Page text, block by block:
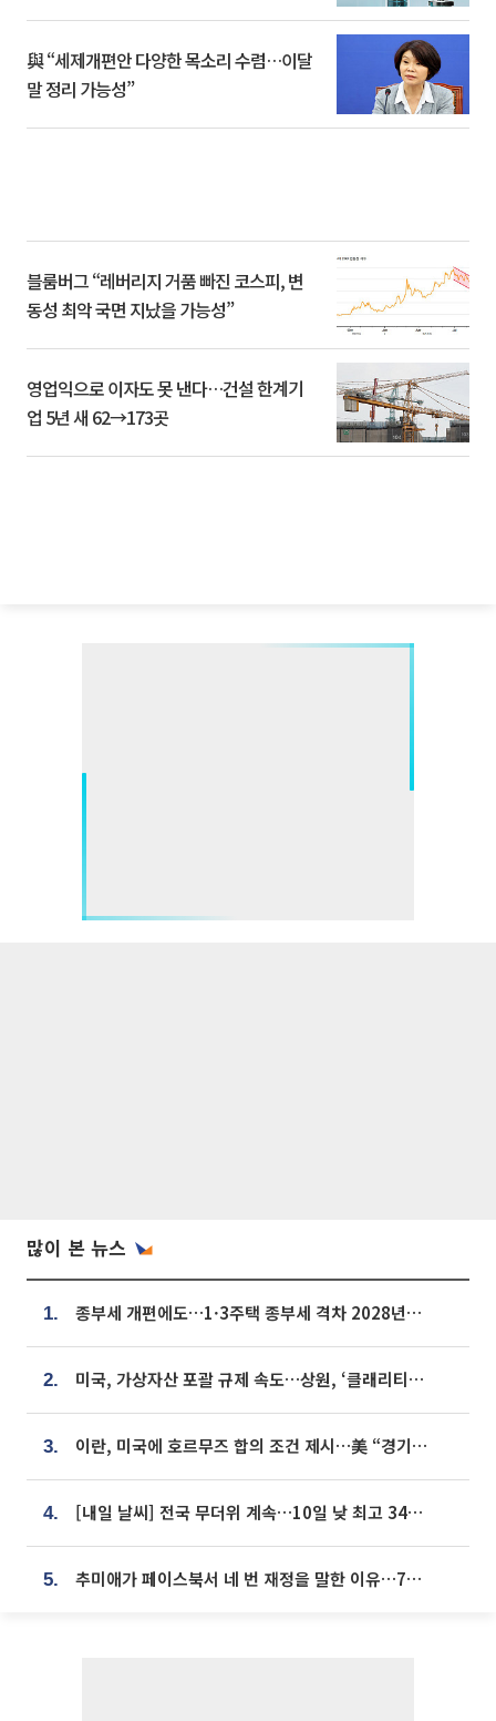
與 “세제개편안 다양한 목소리 수렴…이달
말 정리 가능성”
블룸버그 “레버리지 거품 빠진 코스피, 변
동성 최악 국면 지났을 가능성”
영업익으로 이자도 못 낸다…건설 한계기
업 5년 새 62→173곳
많이 본 뉴스
1. 종부세 개편에도…1·3주택 종부세 격차 2028년부터 확대
2. 미국, 가상자산 포괄 규제 속도…상원, ‘클래리티법’ 9월 절차투표 추진
3. 이란, 미국에 호르무즈 합의 조건 제시…美 “경기 아직 안 끝나” [종합]
4. [내일 날씨] 전국 무더위 계속…10일 낮 최고 34도 육박
5. 추미애가 페이스북서 네 번 재정을 말한 이유…7700억 추경 열쇠는 도의회에